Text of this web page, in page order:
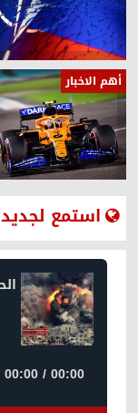
أهم الاخبار
استمع لجديد
00:00/00:00